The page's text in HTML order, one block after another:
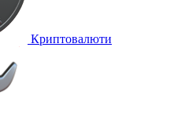
Криптовалюти